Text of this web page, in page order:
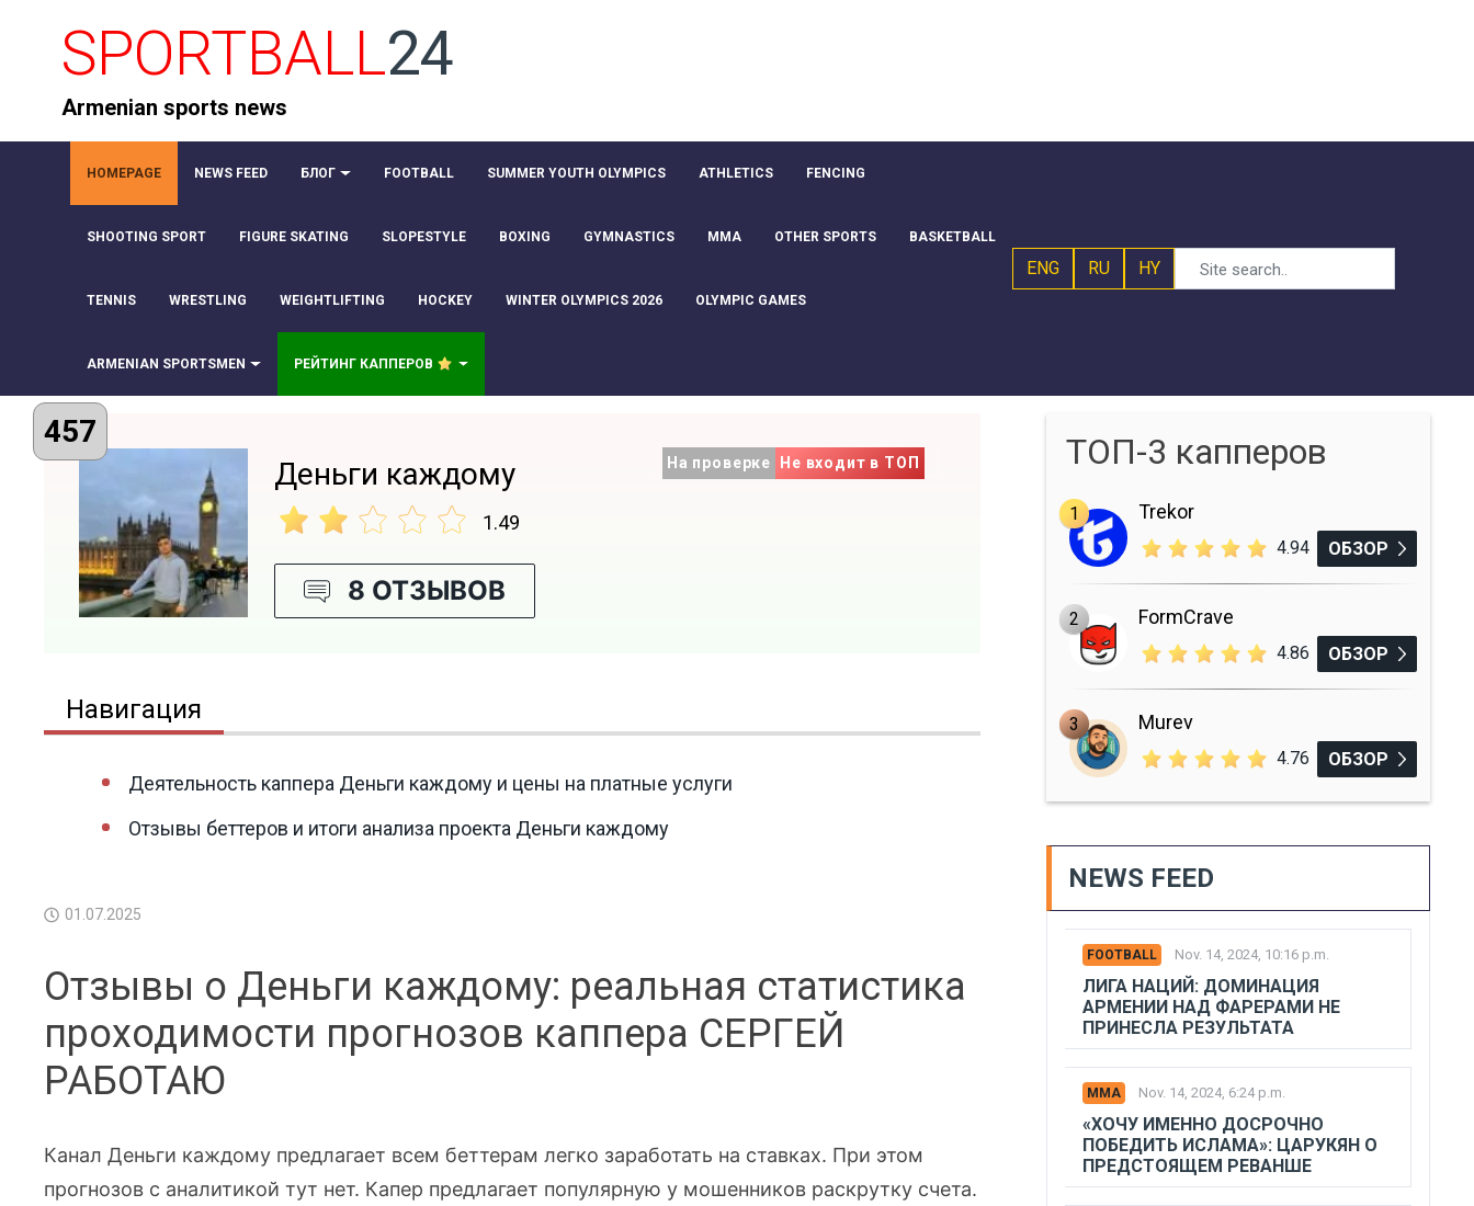
SPORTBALL24
Armenian sports news
HOMEPAGE NEWS FEED БЛОГ FOOTBALL SUMMER YOUTH OLYMPICS ATHLETICS FENCING
SHOOTING SPORT FIGURE SKATING SLOPESTYLE BOXING GYMNASTICS MMA OTHER SPORTS BASKETBALL
TENNIS WRESTLING WEIGHTLIFTING HOCKEY WINTER OLYMPICS 2026 OLYMPIC GAMES
ARMENIAN SPORTSMEN РЕЙТИНГ КАППЕРОВ
ENG RU HY
457
Деньги каждому
1.49
На проверке Не входит в ТОП
8 ОТЗЫВОВ
Навигация
Деятельность каппера Деньги каждому и цены на платные услуги
Отзывы беттеров и итоги анализа проекта Деньги каждому
01.07.2025
Отзывы о Деньги каждому: реальная статистика
проходимости прогнозов каппера СЕРГЕЙ
РАБОТАЮ
Канал Деньги каждому предлагает всем беттерам легко заработать на ставках. При этом
прогнозов с аналитикой тут нет. Капер предлагает популярную у мошенников раскрутку счета.
ТОП-3 капперов
1 Trekor
4.94 ОБЗОР
2 FormCrave
4.86 ОБЗОР
3 Murev
4.76 ОБЗОР
NEWS FEED
FOOTBALL Nov. 14, 2024, 10:16 p.m.
ЛИГА НАЦИЙ: ДОМИНАЦИЯ
АРМЕНИИ НАД ФАРЕРАМИ НЕ
ПРИНЕСЛА РЕЗУЛЬТАТА
MMA Nov. 14, 2024, 6:24 p.m.
«ХОЧУ ИМЕННО ДОСРОЧНО
ПОБЕДИТЬ ИСЛАМА»: ЦАРУКЯН О
ПРЕДСТОЯЩЕМ РЕВАНШЕ